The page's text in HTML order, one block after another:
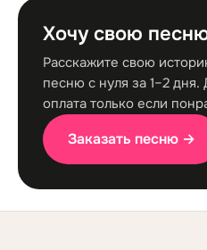
Хочу свою
Расскажите свою
песню с нуля за 1–2
оплата только если
Заказать песню →